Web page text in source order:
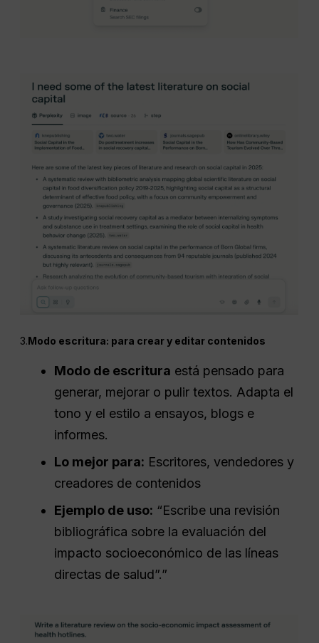
3.Modo escritura: para crear y editar contenidos
Modo de escritura está pensado para
generar, mejorar o pulir textos. Adapta el
tono y el estilo a ensayos, blogs e
informes.
Lo mejor para: Escritores, vendedores y
creadores de contenidos
Ejemplo de uso: “Escribe una revisión
bibliográfica sobre la evaluación del
impacto socioeconómico de las líneas
directas de salud”.”